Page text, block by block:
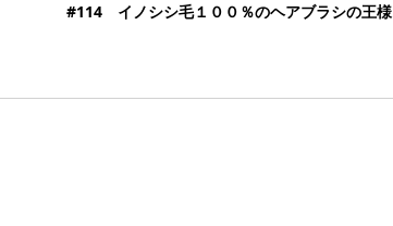
#114 イノシシ毛１００％のヘアブラシの王様